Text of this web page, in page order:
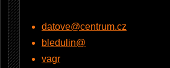
datove@centrum.cz
bledulin@
vagr